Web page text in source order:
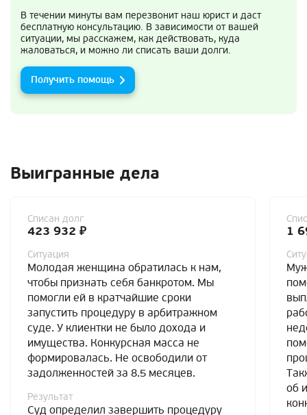
В течении минуты вам перезвонит наш юрист и даст
бесплатную консультацию. В зависимости от вашей
ситуации, мы расскажем, как действовать, куда
жаловаться, и можно ли списать ваши долги.
Получить помощь
Выигранные дела
Списан долг
423 932 ₽
Ситуация
Молодая женщина обратилась к нам,
чтобы признать себя банкротом. Мы
помогли ей в кратчайшие сроки
запустить процедуру в арбитражном
суде. У клиентки не было дохода и
имущества. Конкурсная масса не
формировалась. Не освободили от
задолженностей за 8.5 месяцев.
Результат
Суд определил завершить процедуру
1
об